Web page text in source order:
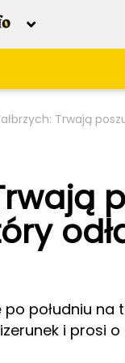
Siechnice
Odkryj Dolny
AtrakcjeTrwają
południu
i prosi